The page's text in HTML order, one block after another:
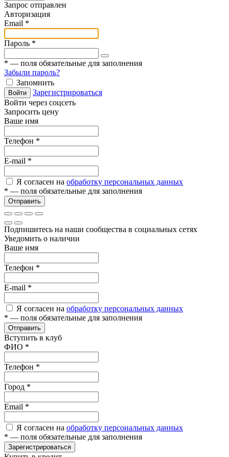
Запрос отправлен
Авторизация
Email *
Пароль *
* — поля обязательные для заполнения
Забыли пароль?
Запомнить
Войти
Зарегистрироваться
Войти через соцсеть
Запросить цену
Ваше имя
Телефон *
E-mail *
Я согласен на обработку персональных данных
* — поля обязательные для заполнения
Отправить
Подпишитесь на наши сообщества в социальных сетях
Уведомить о наличии
Ваше имя
Телефон *
E-mail *
Я согласен на обработку персональных данных
* — поля обязательные для заполнения
Отправить
Вступить в клуб
ФИО *
Телефон *
Город *
Email *
Я согласен на обработку персональных данных
* — поля обязательные для заполнения
Зарегистрироваться